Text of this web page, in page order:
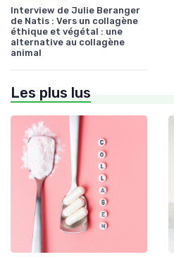
Interview de Julie Beranger
de Natis : Vers un collagène
éthique et végétal : une
alternative au collagène
animal
Les plus lus